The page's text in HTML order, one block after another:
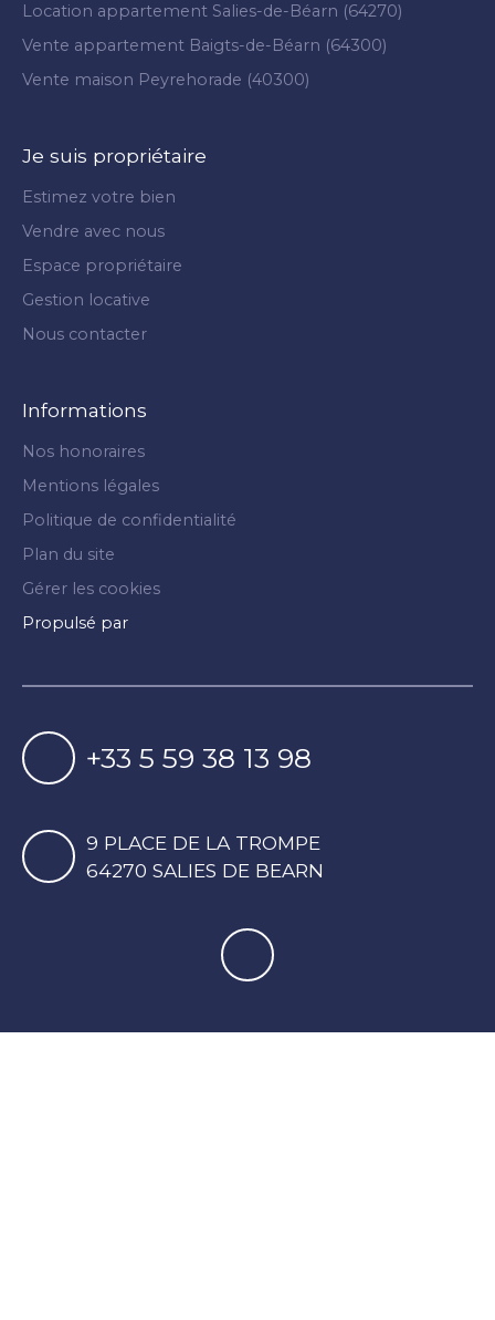
Location appartement Salies-de-Béarn (64270)
Vente appartement Baigts-de-Béarn (64300)
Vente maison Peyrehorade (40300)
Je suis propriétaire
Estimez votre bien
Vendre avec nous
Espace propriétaire
Gestion locative
Nous contacter
Informations
Nos honoraires
Mentions légales
Politique de confidentialité
Plan du site
Gérer les cookies
Propulsé par
+33 5 59 38 13 98
9 PLACE DE LA TROMPE
64270 SALIES DE BEARN